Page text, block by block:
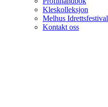
Kleskolleksjon
Melhus Idrettsfestival
Kontakt oss